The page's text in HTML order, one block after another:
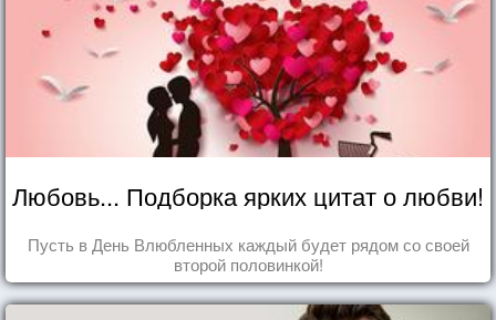
Любовь... Подборка ярких цитат о любви!
Пусть в День Влюбленных каждый будет рядом со своей
второй половинкой!